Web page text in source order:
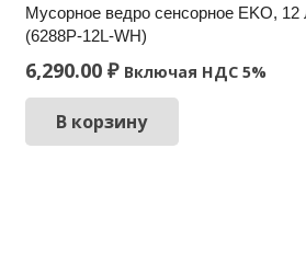
Мусорное ведро сенсорное EKO, 12
(6288P-12L-WH)
6,290.00 ₽ Включая НДС 5%
В корзину